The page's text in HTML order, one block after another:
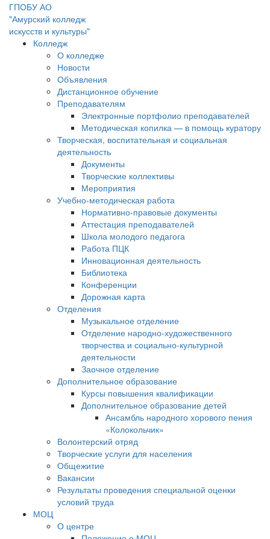
ГПОБУ АО
"Амурский колледж
искусств и культуры"
Колледж
О колледже
Новости
Объявления
Дистанционное обучение
Преподавателям
Электронные портфолио преподавателей
Методическая копилка — в помощь куратору
Творческая, воспитательная и социальная
деятельность
Документы
Творческие коллективы
Мероприятия
Учебно-методическая работа
Нормативно-правовые документы
Аттестация преподавателей
Школа молодого педагога
Работа ПЦК
Инновационная деятельность
Библиотека
Конференции
Дорожная карта
Отделения
Музыкальное отделение
Отделение народно-художественного
творчества и социально-культурной
деятельности
Заочное отделение
Дополнительное образование
Курсы повышения квалификации
Дополнительное образование детей
Ансамбль народного хорового пения
«Колокольчик»
Волонтерский отряд
Творческие услуги для населения
Общежитие
Вакансии
Результаты проведения специальной оценки
условий труда
МОЦ
О центре